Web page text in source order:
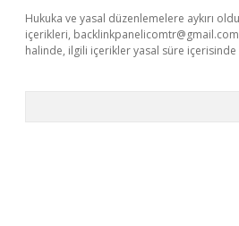
Hukuka ve yasal düzenlemelere aykırı
içerikleri, backlinkpanelicomtr@gmail.com
halinde, ilgili içerikler yasal süre içerisinde